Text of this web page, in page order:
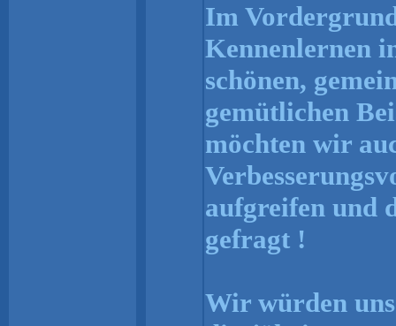
Im
Kennenlernen
schönen,
gemütlichen
möchten wir
aufgreifen und
gefragt !
Wir würden